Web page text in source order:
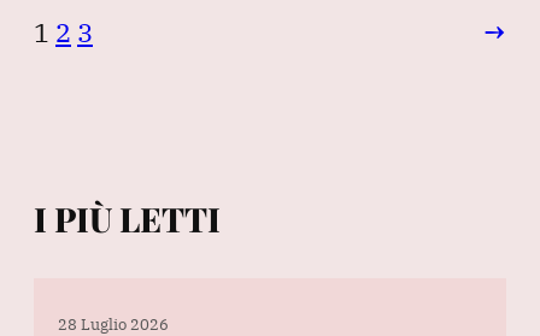
1 2 3 →
I PIÙ LETTI
28 Luglio 2026